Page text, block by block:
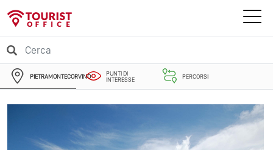
PIETRAMONTECORVINO
PUNTI DI
INTERESSE
PERCORSI